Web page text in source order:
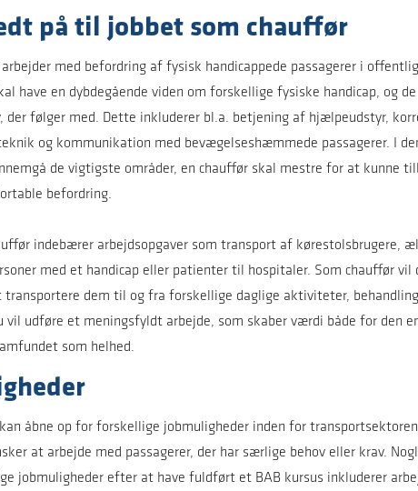
på til jobbet som chauffør
arbejder med befordring af fysisk handicappede passagerer i offentlig
have en dybdegående viden om forskellige fysiske handicap, og de
der følger med. Dette inkluderer bl.a. betjening af hjælpeudstyr,
og kommunikation med bevægelseshæmmede passagerer. I
de vigtigste områder, en chauffør skal mestre for at kunne
befordring.
indebærer arbejdsopgaver som transport af kørestolsbrugere,
med et handicap eller patienter til hospitaler. Som chauffør vil
transportere dem til og fra forskellige daglige aktiviteter,
vil udføre et meningsfyldt arbejde, som skaber værdi både for den
som helhed.
åbne op for forskellige jobmuligheder inden for
at arbejde med passagerer, der har særlige behov eller krav.
jobmuligheder efter at have fuldført et BAB kursus inkluderer